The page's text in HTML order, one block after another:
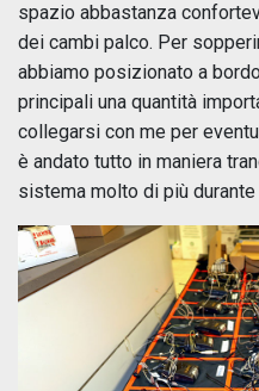
spazio abbastanza
dei cambi palco. Per
abbiamo posizionato a
principali una quantità
collegarsi con me per
è andato tutto in maniera
sistema molto di più durante